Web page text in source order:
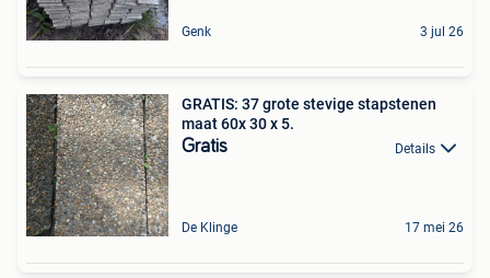
Genk 3 jul 26
GRATIS: 37 grote stevige stapstenen
maat 60x 30 x 5.
Gratis Details
De Klinge 17 mei 26